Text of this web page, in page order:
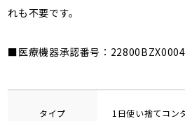
れも不要です。
■医療機器承認番号：
タイプ 1日使い捨てコン